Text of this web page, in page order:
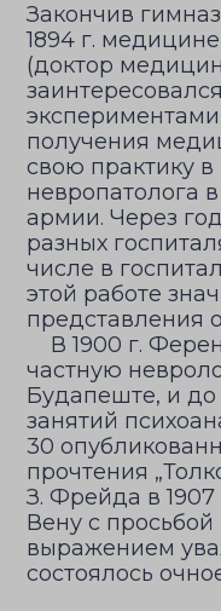
Закончив
1894 г.
(доктор
получения
свою практику в
невропатолога
армии. Через
разных
числе в
этой работе
представления
В 1900 г.
частную
Будапеште, и
занятий
30
прочтения
З. Фрейда в
Вену с просьбой
выражением
состоялось